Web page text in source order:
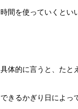
時間を使っていくとい
具体的に言うと、たと
できるかぎり日によっ